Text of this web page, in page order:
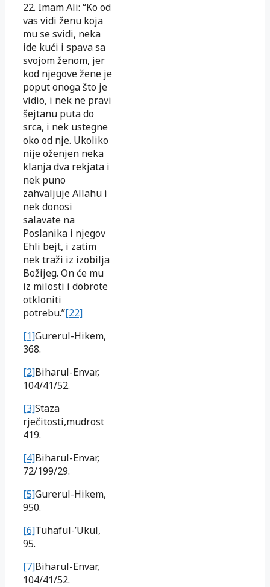
22. Imam Ali: “Ko od
vas vidi ženu koja
mu se svidi, neka
ide kući i spava sa
svojom ženom, jer
kod njegove žene je
poput onoga što je
vidio, i nek ne pravi
šejtanu puta do
srca, i nek ustegne
oko od nje. Ukoliko
nije oženjen neka
klanja dva rekjata i
nek puno
zahvaljuje Allahu i
nek donosi
salavate na
Poslanika i njegov
Ehli bejt, i zatim
nek traži iz izobilja
Božijeg. On će mu
iz milosti i dobrote
otkloniti
potrebu.”[22]
[1]Gurerul-Hikem,
368.
[2]Biharul-Envar,
104/41/52.
[3]Staza
rječitosti,mudrost
419.
[4]Biharul-Envar,
72/199/29.
[5]Gurerul-Hikem,
950.
[6]Tuhaful-’Ukul,
95.
[7]Biharul-Envar,
104/41/52.